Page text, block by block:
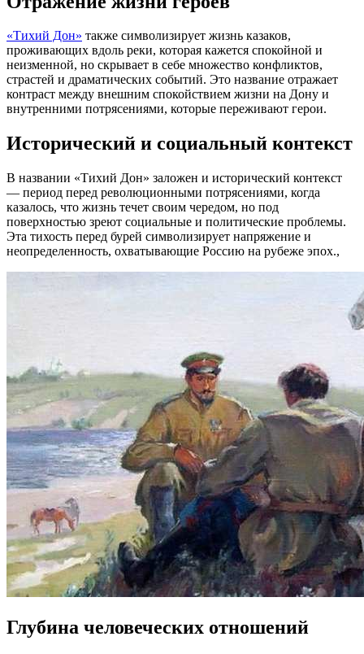
«Тихий Дон» также символизирует жизнь казаков,
проживающих вдоль реки, которая кажется спокойной и
неизменной, но скрывает в себе множество конфликтов,
страстей и драматических событий. Это название отражает
контраст между внешним спокойствием жизни на Дону и
внутренними потрясениями, которые переживают герои.
Исторический и социальный контекст
В названии «Тихий Дон» заложен и исторический контекст
— период перед революционными потрясениями, когда
казалось, что жизнь течет своим чередом, но под
поверхностью зреют социальные и политические проблемы.
Эта тихость перед бурей символизирует напряжение и
неопределенность, охватывающие Россию на рубеже эпох.,
Глубина человеческих отношений